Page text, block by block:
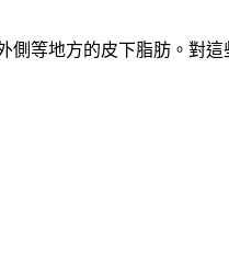
側等地方的皮下脂肪。